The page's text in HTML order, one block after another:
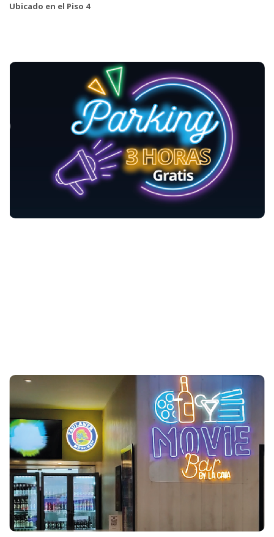
Ubicado en el Piso 4
PARKING
Presenta tu boleta de cine con sello de la marca en taquilla de
punto de pago de nuestro Parking y obtén 3 horas gratis de
parqueadero.
MOVIE BAR
Vive nuevas experiencias y siéntete como en tu propia casa
con nuestro movie bar. Comparte con quienes amas y vive un
momento diferente.